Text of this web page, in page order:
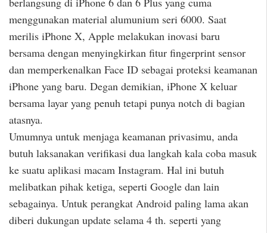
menggunakan material alumunium seri 6000. Saat
merilis iPhone X, Apple melakukan inovasi baru
bersama dengan menyingkirkan fitur fingerprint sensor
dan memperkenalkan Face ID sebagai proteksi keamanan
iPhone yang baru. Degan demikian, iPhone X keluar
bersama layar yang penuh tetapi punya notch di bagian
atasnya.
Umumnya untuk menjaga keamanan privasimu, anda
butuh laksanakan verifikasi dua langkah kala coba masuk
ke suatu aplikasi macam Instagram. Hal ini butuh
melibatkan pihak ketiga, seperti Google dan lain
sebagainya. Untuk perangkat Android paling lama akan
diberi dukungan update selama 4 th. seperti yang